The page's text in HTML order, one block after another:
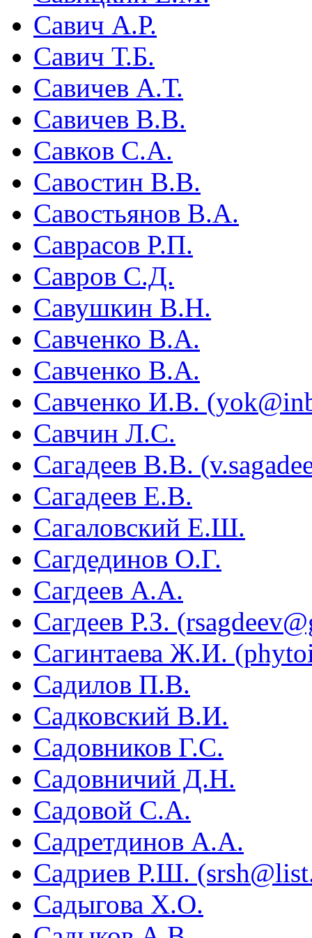
Савич А.Р.
Савич Т.Б.
Савичев А.Т.
Савичев В.В.
Савков С.А.
Савостин В.В.
Савостьянов В.А.
Саврасов P.П.
Савров С.Д.
Савушкин В.Н.
Савченко В.А.
Савченко В.А.
Савченко И.В.
Савчин Л.С.
Сагадеев В.В.
Сагадеев Е.В.
Сагаловский Е.Ш.
Сагдединов О.Г.
Сагдеев А.А.
Сагдеев Р.З.
Сагинтаева Ж.И.
Садилов П.В.
Садковский В.И.
Садовников Г.С.
Садовничий Д.Н.
Садовой С.А.
Садретдинов А.А.
Садриев Р.Ш.
Садыгова X.О.